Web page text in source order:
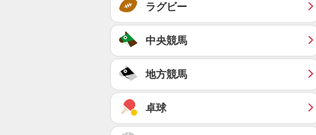
ラグビー
中央競馬
地方競馬
卓球